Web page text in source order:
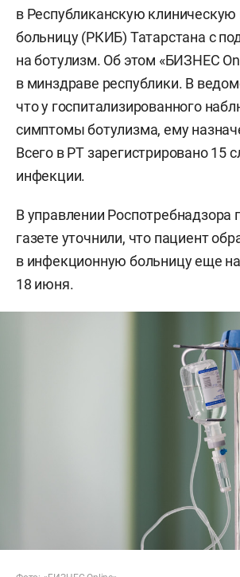
в Республиканскую
больницу (РКИБ) Татарстана с
на ботулизм. Об этом «БИЗНЕС
в минздраве республики. В
что у госпитализированного
симптомы ботулизма, ему
Всего в РТ зарегистрировано 15
инфекции.
В управлении Роспотребнадзора
газете уточнили, что пациент
в инфекционную больницу еще
18 июня.